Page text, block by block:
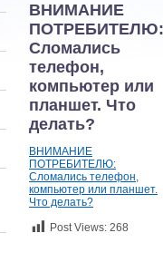
ВНИМАНИЕ
ПОТРЕБИТЕЛЮ:
Сломались
телефон,
компьютер или
планшет. Что
делать?
ВНИМАНИЕ
ПОТРЕБИТЕЛЮ:
Сломались телефон,
компьютер или планшет.
Что делать?
Post Views: 268